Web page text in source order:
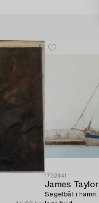
1732441
James Taylor
Segelbåt i hamn.